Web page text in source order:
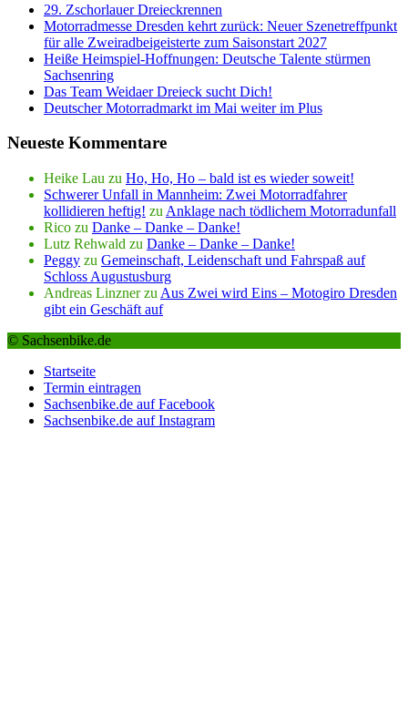
29. Zschorlauer Dreieckrennen
Motorradmesse Dresden kehrt zurück: Neuer Szenetreffpunkt
für alle Zweiradbeigeisterte zum Saisonstart 2027
Heiße Heimspiel-Hoffnungen: Deutsche Talente stürmen
Sachsenring
Das Team Weidaer Dreieck sucht Dich!
Deutscher Motorradmarkt im Mai weiter im Plus
Neueste Kommentare
Heike Lau zu Ho, Ho, Ho – bald ist es wieder soweit!
Schwerer Unfall in Mannheim: Zwei Motorradfahrer
kollidieren heftig! zu Anklage nach tödlichem Motorradunfall
Rico zu Danke – Danke – Danke!
Lutz Rehwald zu Danke – Danke – Danke!
Peggy zu Gemeinschaft, Leidenschaft und Fahrspaß auf
Schloss Augustusburg
Andreas Linznerzu Aus Zwei wird Eins – Motogiro Dresden
gibt ein Geschäft auf
© Sachsenbike.de
Startseite
Termin eintragen
Sachsenbike.de auf Facebook
Sachsenbike.de auf Instagram